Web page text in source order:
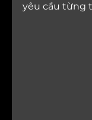
yêu cầu từng